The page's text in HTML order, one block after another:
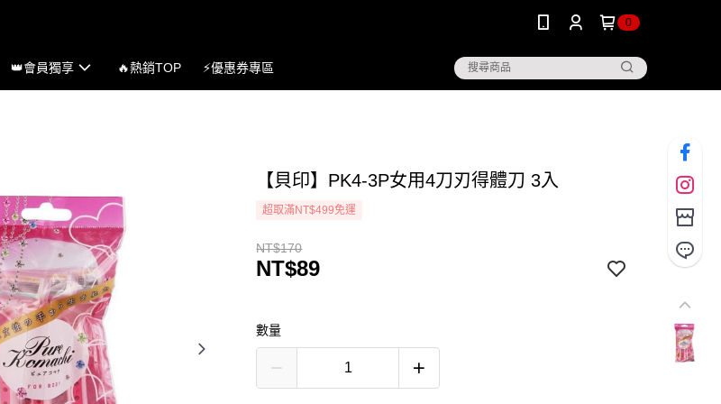
0
👑會員獨享 🔥熱銷TOP ⚡優惠券專區
【貝印】PK4-3P女用4刀刃得體刀 3入
超取滿NT$499免運
NT$170
NT$89
數量